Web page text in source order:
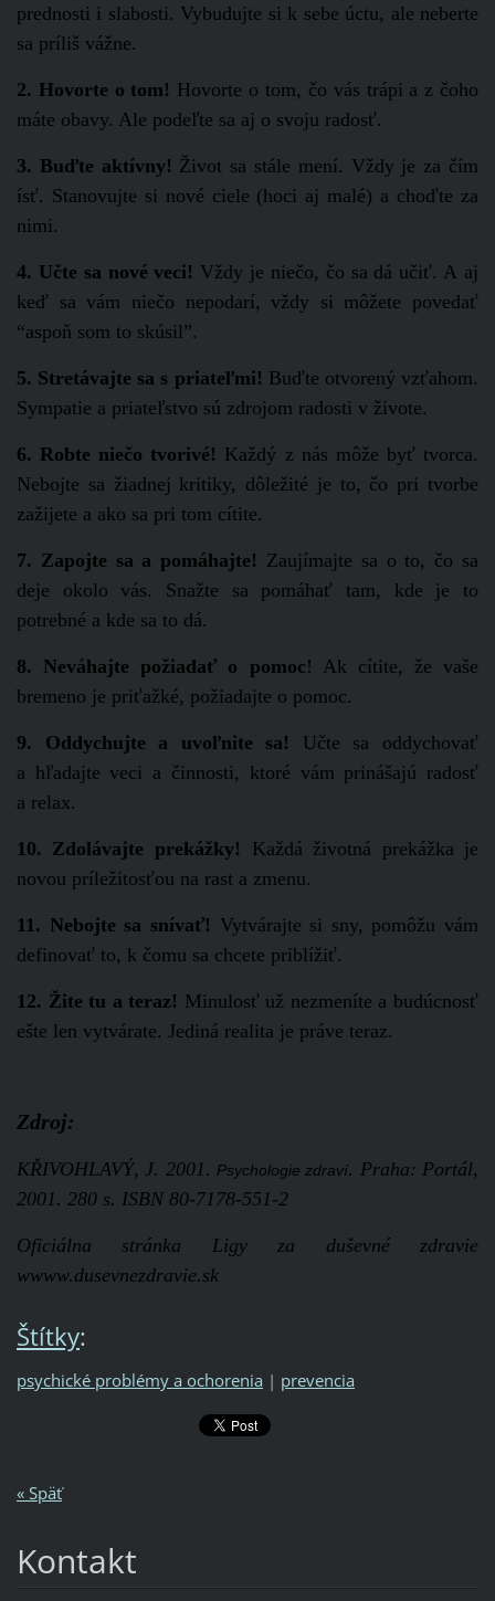
prednosti i slabosti. Vybudujte si k sebe úctu, ale neberte
sa príliš vážne.
2. Hovorte o tom! Hovorte o tom, čo vás trápi a z čoho
máte obavy. Ale podeľte sa aj o svoju radosť.
3. Buďte aktívny! Život sa stále mení. Vždy je za čím
ísť. Stanovujte si nové ciele (hoci aj malé) a choďte za
nimi.
4. Učte sa nové veci! Vždy je niečo, čo sa dá učiť. A aj
keď sa vám niečo nepodarí, vždy si môžete povedať
“aspoň som to skúsil”.
5. Stretávajte sa s priateľmi! Buďte otvorený vzťahom.
Sympatie a priateľstvo sú zdrojom radosti v živote.
6. Robte niečo tvorivé! Každý z nás môže byť tvorca.
Nebojte sa žiadnej kritiky, dôležité je to, čo pri tvorbe
zažijete a ako sa pri tom cítite.
7. Zapojte sa a pomáhajte! Zaujímajte sa o to, čo sa
deje okolo vás. Snažte sa pomáhať tam, kde je to
potrebné a kde sa to dá.
8. Neváhajte požiadať o pomoc! Ak cítite, že vaše
bremeno je priťažké, požiadajte o pomoc.
9. Oddychujte a uvoľnite sa! Učte sa oddychovať
a hľadajte veci a činnosti, ktoré vám prinášajú radosť
a relax.
10. Zdolávajte prekážky! Každá životná prekážka je
novou príležitosťou na rast a zmenu.
11. Nebojte sa snívať! Vytvárajte si sny, pomôžu vám
definovať to, k čomu sa chcete priblížiť.
12. Žite tu a teraz! Minulosť už nezmeníte a budúcnosť
ešte len vytvárate. Jediná realita je práve teraz.
Zdroj:
KŘIVOHLAVÝ, J. 2001. Psychologie zdraví. Praha: Portál,
2001. 280 s. ISBN 80-7178-551-2
Oficiálna stránka Ligy za duševné zdravie
wwww.dusevnezdravie.sk
Štítky:
psychické problémy a ochorenia | prevencia
« Späť
Kontakt